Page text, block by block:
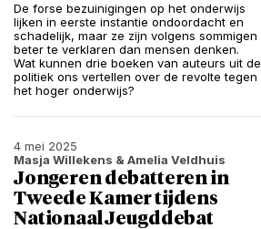
De forse bezuinigingen op het onderwijs
lijken in eerste instantie ondoordacht en
schadelijk, maar ze zijn volgens sommigen
beter te verklaren dan mensen denken.
Wat kunnen drie boeken van auteurs uit de
politiek ons vertellen over de revolte tegen
het hoger onderwijs?
4 mei 2025
Masja Willekens & Amelia Veldhuis
Jongeren debatteren in
Tweede Kamer tijdens
Nationaal Jeugddebat